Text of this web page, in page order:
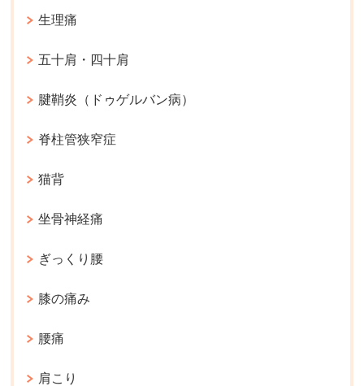
生理痛
五十肩・四十肩
腱鞘炎（ドゥゲルバン病）
脊柱管狭窄症
猫背
坐骨神経痛
ぎっくり腰
膝の痛み
腰痛
肩こり